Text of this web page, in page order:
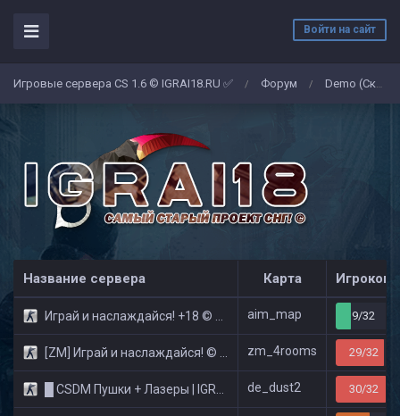
Войти на сайт
Игровые сервера CS 1.6 © IGRAI18.RU ✅ / Форум / Demo (Скриншоты)
Название сервера Карта Игроков
Играй и наслаждайся! +18 © Public aim_map 9/32
[ZM] Играй и наслаждайся! © Zombie Show zm_4rooms 29/32
█ CSDM Пушки + Лазеры | IGRAI18.RU ツ █ de_dust2 30/32